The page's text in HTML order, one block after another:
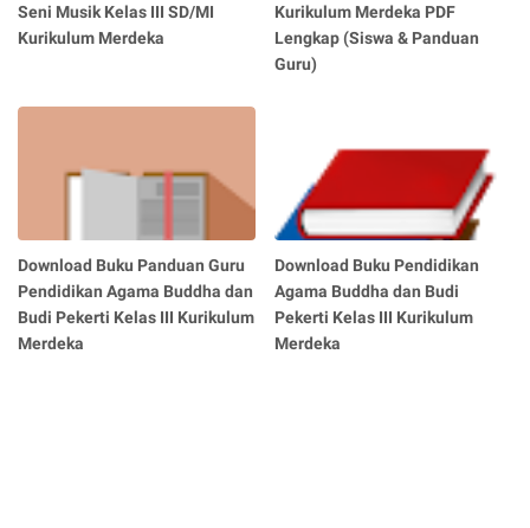
Seni Musik Kelas III SD/MI
Kurikulum Merdeka
Kurikulum Merdeka PDF
Lengkap (Siswa & Panduan
Guru)
Download Buku Panduan Guru
Pendidikan Agama Buddha dan
Budi Pekerti Kelas III Kurikulum
Merdeka
Download Buku Pendidikan
Agama Buddha dan Budi
Pekerti Kelas III Kurikulum
Merdeka